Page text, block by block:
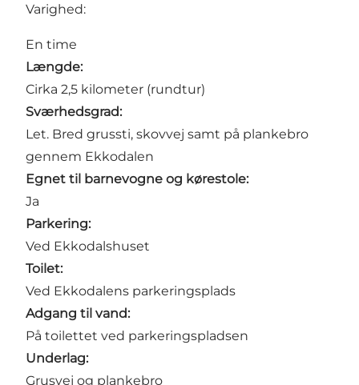
Varighed:
En time
Længde:
Cirka 2,5 kilometer (rundtur)
Sværhedsgrad:
Let. Bred grussti, skovvej samt på plankebro
gennem Ekkodalen
Egnet til barnevogne og kørestole:
Ja
Parkering:
Ved Ekkodalshuset
Toilet:
Ved Ekkodalens parkeringsplads
Adgang til vand:
På toilettet ved parkeringspladsen
Underlag:
Grusvej og plankebro